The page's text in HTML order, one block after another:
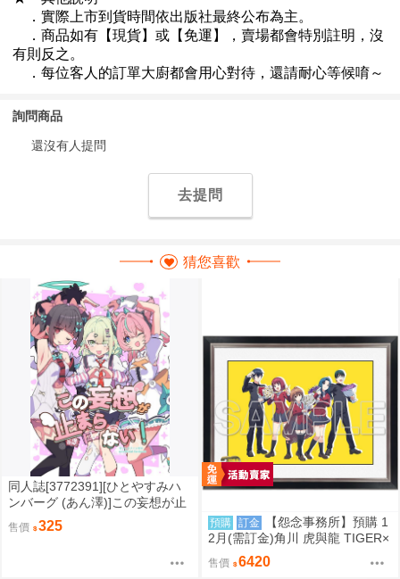
詢問商品
還沒有人提問
去提問
猜您喜歡
同人誌[3772391][ひとやすみハ
ンバーグ (あん澤)]この妄想が止
まらない (絕區零)
售價 325 預購 訂金
【怨念事務所】預購 1
2月(需訂金)角川 虎與龍 TIGER×
DRAGON! 20週年紀念 B4藝術複
製畫畫框 0905
售價 6420